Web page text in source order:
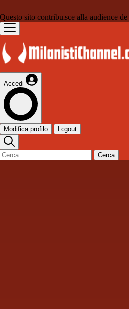
Questo sito contribuisce alla audience de
Accedi
Modifica profilo Logout
Cerca